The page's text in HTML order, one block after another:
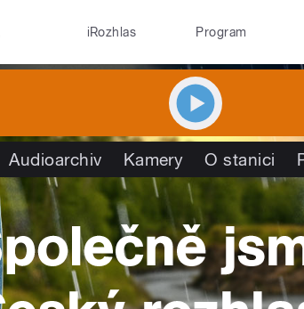
iRozhlas Program
Audioarchiv Kamery O stanici